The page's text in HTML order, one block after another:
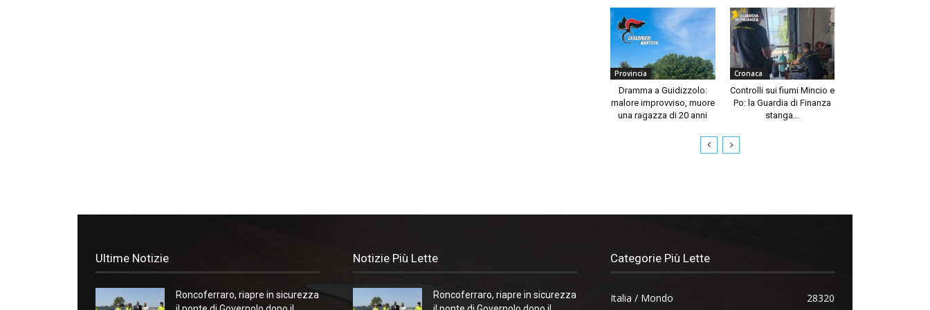
Provincia
Dramma a Guidizzolo:
malore improvviso, muore
una ragazza di 20 anni
Cronaca
Controlli sui fiumi Mincio e
Po: la Guardia di Finanza
stanga...
Ultime Notizie
Roncoferraro, riapre in sicurezza
Notizie Più Lette
Roncoferraro, riapre in sicurezza
Categorie Più Lette
Italia / Mondo 28320